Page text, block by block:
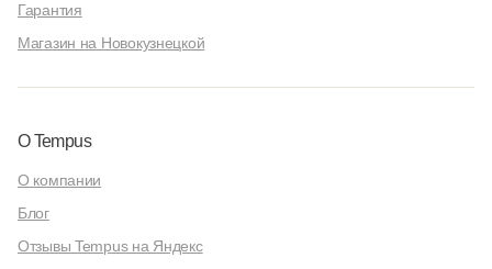
Гарантия
Магазин на Новокузнецкой
О Tempus
О компании
Блог
Отзывы Tempus на Яндекс